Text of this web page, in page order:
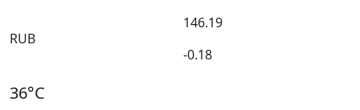
RUB
146.19
-0.18
36°C